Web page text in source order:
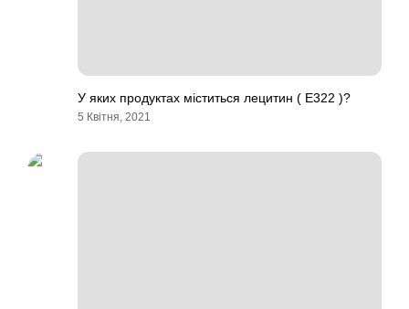
У яких продуктах міститься лецитин ( Е322 )?
5 Квітня, 2021